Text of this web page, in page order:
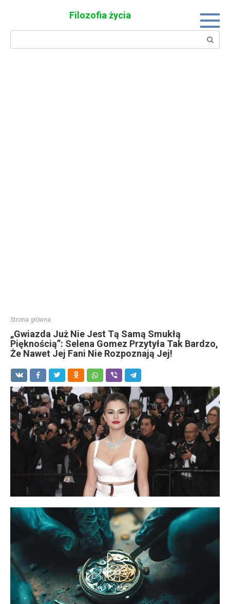
Filozofia życia
Search:
Strona główna
„Gwiazda Już Nie Jest Tą Samą Smukłą
Pięknością”: Selena Gomez Przytyła Tak Bardzo,
Że Nawet Jej Fani Nie Rozpoznają Jej!